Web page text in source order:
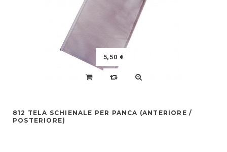
5,50 €
812 TELA SCHIENALE PER PANCA (ANTERIORE /
POSTERIORE)